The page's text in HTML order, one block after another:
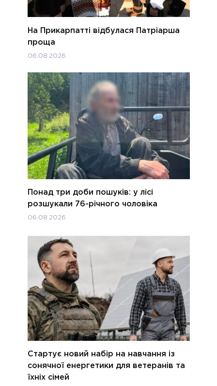
На Прикарпатті відбулася Патріарша
проща
06.08.2026
Понад три доби пошуків: у лісі
розшукали 76-річного чоловіка
06.08.2026
Стартує новий набір на навчання із
сонячної енергетики для ветеранів та
їхніх сімей